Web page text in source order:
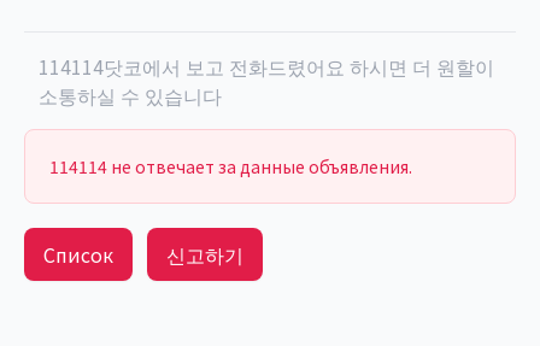
114114닷코에서 보고 전화드렸어요 하시면 더 원할이
소통하실 수 있습니다
114114 не отвечает за данные объявления.
Список 신고하기